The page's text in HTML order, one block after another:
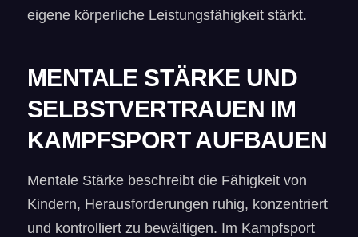
eigene körperliche Leistungsfähigkeit stärkt.
MENTALE STÄRKE UND
SELBSTVERTRAUEN IM
KAMPFSPORT AUFBAUEN
Mentale Stärke beschreibt die Fähigkeit von
Kindern, Herausforderungen ruhig, konzentriert
und kontrolliert zu bewältigen. Im Kampfsport